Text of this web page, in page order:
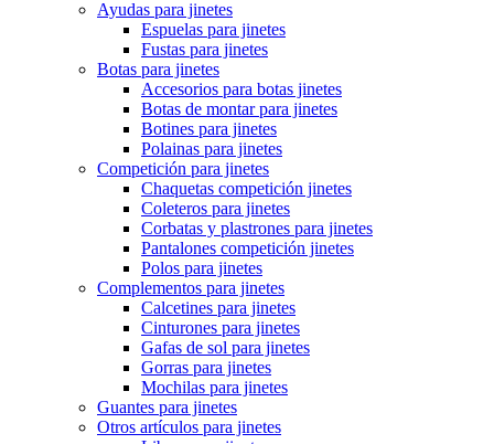
Ayudas para jinetes
Espuelas para jinetes
Fustas para jinetes
Botas para jinetes
Accesorios para botas jinetes
Botas de montar para jinetes
Botines para jinetes
Polainas para jinetes
Competición para jinetes
Chaquetas competición jinetes
Coleteros para jinetes
Corbatas y plastrones para jinetes
Pantalones competición jinetes
Polos para jinetes
Complementos para jinetes
Calcetines para jinetes
Cinturones para jinetes
Gafas de sol para jinetes
Gorras para jinetes
Mochilas para jinetes
Guantes para jinetes
Otros artículos para jinetes